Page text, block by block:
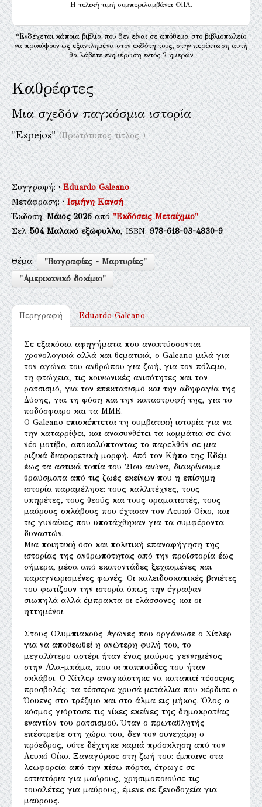
H τελική τιμή συμπεριλαμβάνει ΦΠΑ.
*Ενδέχεται κάποια βιβλία που δεν είναι σε απόθεμα στο βιβλιοπωλείο
να προκύψουν ως εξαντλημένα στον εκδότη τους, στην περίπτωση αυτή
θα λάβετε ενημέρωση εντός 2 ημερών
Καθρέφτες
Μια σχεδόν παγκόσμια ιστορία
"Espejos"(Πρωτότυπος τίτλος )
Συγγραφή:·Eduardo Galeano
Μετάφραση:·Ισμήνη Κανσή
Έκδοση:Μάιος 2026από"Εκδόσεις Μεταίχμιο"
Σελ.:504 Μαλακό εξώφυλλο, ISBN:978-618-03-4830-9
Θέμα:
"Βιογραφίες - Μαρτυρίες"
"Αμερικανικό δοκίμιο"
Περιγραφή Eduardo Galeano
Σε εξακόσια αφηγήματα που αναπτύσσονται
χρονολογικά αλλά και θεματικά, ο Galeano μιλά για
τον αγώνα του ανθρώπου για ζωή, για τον πόλεμο,
τη φτώχεια, τις κοινωνικές ανισότητες και τον
ρατσισμό, για τον επεκτατισμό και την αδηφαγία της
Δύσης, για τη φύση και την καταστροφή της, για το
ποδόσφαιρο και τα ΜΜΕ.
Ο Galeano επισκέπτεται τη συμβατική ιστορία για να
την καταρρίψει, και ανασυνθέτει τα κομμάτια σε ένα
νέο μοτίβο, αποκαλύπτοντας το παρελθόν σε μια
ριζικά διαφορετική μορφή. Από τον Κήπο της Εδέμ
έως τα αστικά τοπία του 21ου αιώνα, διακρίνουμε
θραύσματα από τις ζωές εκείνων που η επίσημη
ιστορία παραμέλησε: τους καλλιτέχνες, τους
υπηρέτες, τους θεούς και τους οραματιστές, τους
μαύρους σκλάβους που έχτισαν τον Λευκό Οίκο, και
τις γυναίκες που υποτάχθηκαν για τα συμφέροντα
δυναστών.
Μια ποιητική όσο και πολιτική επαναφήγηση της
ιστορίας της ανθρωπότητας από την προϊστορία έως
σήμερα, μέσα από εκατοντάδες ξεχασμένες και
παραγνωρισμένες φωνές. Οι καλειδοσκοπικές βινιέτες
του φωτίζουν την ιστορία όπως την έγραψαν
σιωπηλά αλλά έμπρακτα οι ελάσσονες και οι
ηττημένοι.
Στους Ολυμπιακούς Αγώνες που οργάνωσε ο Χίτλερ
για να αποθεωθεί η ανώτερη φυλή του, το
μεγαλύτερο αστέρι ήταν ένας μαύρος γεννημένος
στην Αλα-μπάμα, που οι παππούδες του ήταν
σκλάβοι. Ο Χίτλερ αναγκάστηκε να καταπιεί τέσσερις
προσβολές: τα τέσσερα χρυσά μετάλλια που κέρδισε ο
Όουενς στο τρέξιμο και στο άλμα εις μήκος. Όλος ο
κόσμος γιόρτασε τις νίκες εκείνες της δημοκρατίας
εναντίον του ρατσισμού. Όταν ο πρωταθλητής
επέστρεψε στη χώρα του, δεν τον συνεχάρη ο
πρόεδρος, ούτε δέχτηκε καμιά πρόσκληση από τον
Λευκό Οίκο. Ξαναγύρισε στη ζωή του: έμπαινε στα
λεωφορεία από την πίσω πόρτα, έτρωγε σε
εστιατόρια για μαύρους, χρησιμοποιούσε τις
τουαλέτες για μαύρους, έμενε σε ξενοδοχεία για
μαύρους.